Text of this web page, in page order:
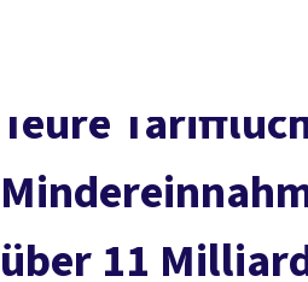
Teure
über 11